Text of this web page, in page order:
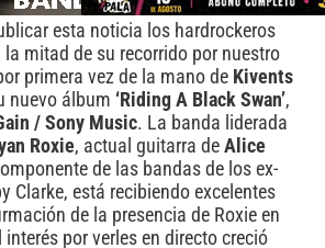
esta noticia los hardrockeros
mitad de su recorrido por nuestro
primera vez de la mano de Kivents
nuevo álbum ‘Riding A Black Swan’,
/ Sony Music. La banda liderada
Roxie, actual guitarra de Alice
de las bandas de los ex-
Clarke, está recibiendo excelentes
de la presencia de Roxie en
por verles en directo creció